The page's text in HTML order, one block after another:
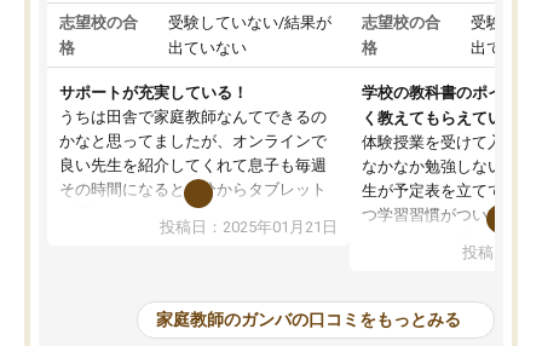
志望校の合
格
受験していない/結果が
出ていない
サポートが充実している！
うちは田舎で家庭教師なんてできるの
かなと思ってましたが、オンラインで
良い先生を紹介してくれて息子も毎週
その時間になると自分からタブレット
を開いてzoomを繋げるようになりまし
た！5科目なんでもOKなのもとても気
めて1年ほどだった今では平均点以上の
科目が増えてきました！あと1年受験ま
投稿日：2025年01月21日
志望校の合
格
受験して
出ていな
学校の教科書のポイント
く教えてもらえている
体験授業を受けて入塾し
なかなか勉強しない息子
生が予定表を立ててくれ
つ学習習慣がついてきま
指導が無い日も予定表
問できるのでとても助か
投稿日：
家庭教師のガンバの口コミをもっとみる